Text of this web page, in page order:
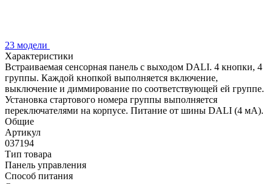
23 модели
Характеристики
Встраиваемая сенсорная панель с выходом DALI. 4 кнопки, 4
группы. Каждой кнопкой выполняется включение,
выключение и диммирование по соответствующей ей группе.
Установка стартового номера группы выполняется
переключателями на корпусе. Питание от шины DALI (4 мА).
Общие
Артикул
037194
Тип товара
Панель управления
Способ питания